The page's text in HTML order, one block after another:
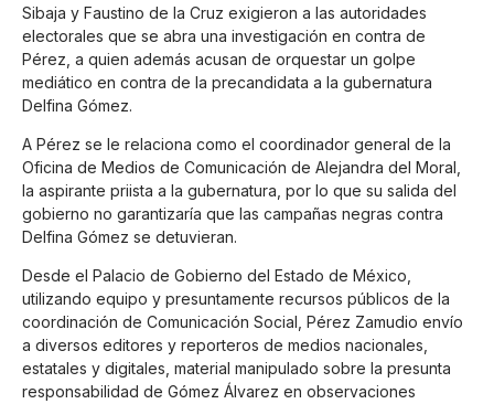
Sibaja y Faustino de la Cruz exigieron a las autoridades
electorales que se abra una investigación en contra de
Pérez, a quien además acusan de orquestar un golpe
mediático en contra de la precandidata a la gubernatura
Delfina Gómez.
A Pérez se le relaciona como el coordinador general de la
Oficina de Medios de Comunicación de Alejandra del Moral,
la aspirante priista a la gubernatura, por lo que su salida del
gobierno no garantizaría que las campañas negras contra
Delfina Gómez se detuvieran.
Desde el Palacio de Gobierno del Estado de México,
utilizando equipo y presuntamente recursos públicos de la
coordinación de Comunicación Social, Pérez Zamudio envío
a diversos editores y reporteros de medios nacionales,
estatales y digitales, material manipulado sobre la presunta
responsabilidad de Gómez Álvarez en observaciones